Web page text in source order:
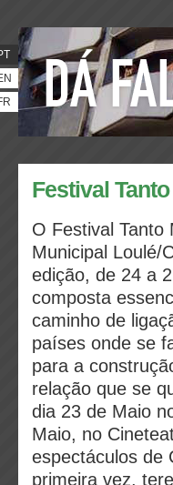
Festival
O Festival Tanto
Municipal Loulé/
edição, de 24 a
composta
caminho de
países onde se
para a
relação que se
dia 23 de Maio
Maio, no
espectáculos de
primeira vez,